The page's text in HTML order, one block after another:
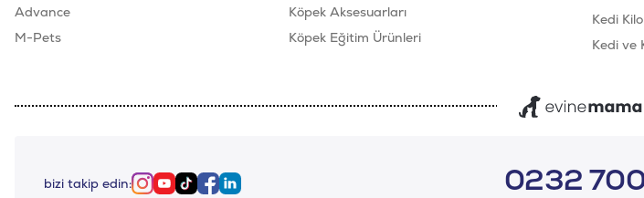
Advance
M-Pets
Köpek Aksesuarları
Köpek Eğitim Ürünleri
Kedi
Kedi ve
bizi takip edin: Instagram
Youtube
TiktokFacebook
Linkedin 0232